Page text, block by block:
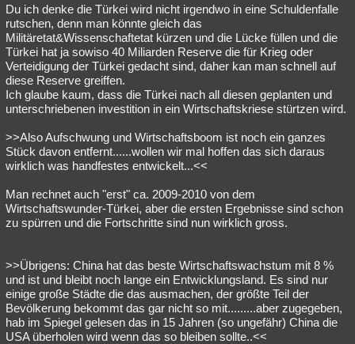
Du ich denke die Türkei wird nicht irgendwo in eine Schuldenfalle
rutschen, denn man könnte gleich das
Militäretat&Wissenschaftetat kürzen und die Lücke füllen und die
Türkei hat ja sowiso 40 Miliarden Reserve die für Krieg oder
Verteidigung der Türkei gedacht sind, daher kan man schnell auf
diese Reserve greiffen.
Ich glaube kaum, dass die Türkei nach all diesen geplanten und
unterschriebenen investition in ein Wirtschaftskriese stürtzen wird.
>>Also Aufschwung und Wirtschaftsboom ist noch ein ganzes
Stück davon entfernt......wollen wir mal hoffen das sich daraus
wirklich was handfestes entwickelt...<<
Man rechnet auch "erst" ca. 2009-2010 von dem
Wirtschaftswunder-Türkei, aber die ersten Ergebnisse sind schon
zu spürren und die Fortschritte sind nun wirklich gross.
>>Übrigens: China hat das beste Wirtschaftswachstum mit 8 %
und ist und bleibt noch lange ein Entwicklungsland. Es sind nur
einige große Städte die das ausmachen, der größte Teil der
Bevölkerung bekommt das gar nicht so mit.........aber zugegeben,
hab im Spiegel gelesen das in 15 Jahren (so ungefähr) China die
USA überholen wird wenn das so bleiben sollte..<<